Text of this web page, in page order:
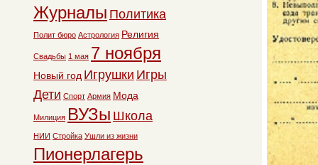
Журналы Политика
Полит бюро Астрология Религия
Свадьбы 1 мая 7 ноября
Новый год Игрушки Игры
Дети Спорт Армия Мода
Милиция ВУЗы Школа
НИИ Стройка Ушли из жизни
Пионерлагерь